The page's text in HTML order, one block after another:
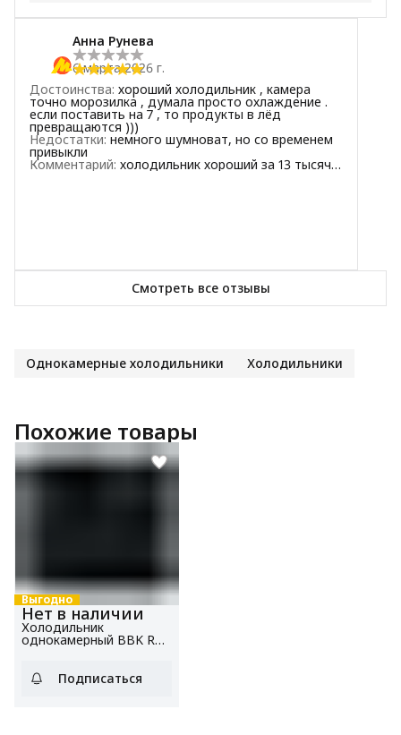
5 звёзд
7
звезды
звезды
2 звезды
1 звезда
Анна Рунева
6 марта 2026 г.
Достоинства: хороший холодильник , камера
точно морозилка , думала просто охлаждение .
если поставить на 7 , то продукты в лёд
превращаются )))
Недостатки: немного шумноват, но со временем
привыкли
Комментарий: холодильник хороший за 13 тысяч ,
Смотреть все отзывы
Однокамерные холодильники Холодильники
Похожие товары
Выгодно
Нет в наличии
Холодильник
однокамерный BBK RF-
Подписаться